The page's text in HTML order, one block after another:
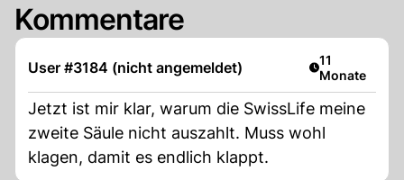
Kommentare
User #3184 (nicht angemeldet) Artikel
11
Monate
Jetzt ist mir klar, warum die SwissLife meine
zweite Säule nicht auszahlt. Muss wohl
klagen, damit es endlich klappt.